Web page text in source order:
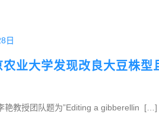
日
农业大学发现改良大豆株
艳教授团队题为”Editing a gibberellin […]